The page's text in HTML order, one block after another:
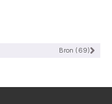
Bron (69)